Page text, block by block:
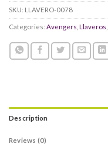
SKU: LLAVERO-0078
Categories: Avengers Llaveros
Description
Reviews (0)